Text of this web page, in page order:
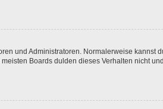
und Administratoren. Normalerweise kannst
Boards dulden dieses Verhalten nicht